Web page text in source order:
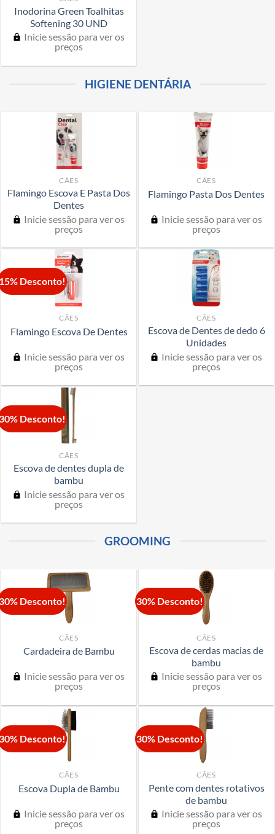
Inodorina Green Toalhitas
Softening 30 UND
Inicie sessão para ver os
preços
HIGIENE DENTÁRIA
CÃES
Flamingo Escova E Pasta Dos
Dentes
Inicie sessão para ver os
preços
CÃES
Flamingo Pasta Dos Dentes
Inicie sessão para ver os
preços
Desconto!
CÃES
Flamingo Escova De Dentes
Inicie sessão para ver os
preços
CÃES
Escova de Dentes de dedo 6
Unidades
Inicie sessão para ver os
preços
Desconto!
CÃES
Escova de dentes dupla de
bambu
Inicie sessão para ver os
preços
GROOMING
Desconto!
CÃES
Cardadeira de Bambu
Inicie sessão para ver os
preços
30% Desconto!
CÃES
Escova de cerdas macias de
bambu
Inicie sessão para ver os
preços
Desconto!
CÃES
Escova Dupla de Bambu
Inicie sessão para ver os
preços
30% Desconto!
CÃES
Pente com dentes rotativos
de bambu
Inicie sessão para ver os
preços